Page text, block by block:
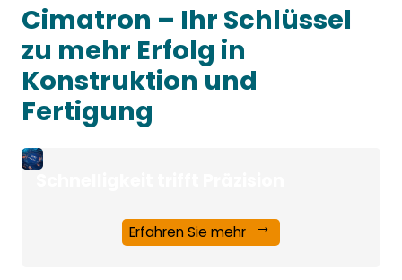
Cimatron – Ihr Schlüssel
zu mehr Erfolg in
Konstruktion und
Fertigung
Erfahren Sie mehr